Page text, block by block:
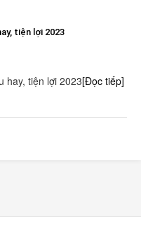
tiện lợi 2023
hay, tiện lợi 2023[Đọc tiếp]